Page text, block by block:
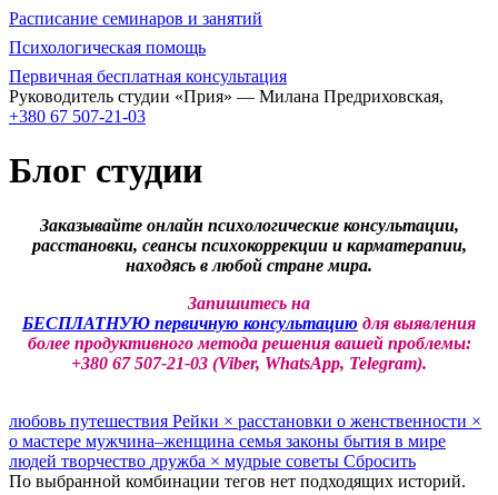
Расписание семинаров и занятий
Психологическая помощь
Первичная бесплатная консультация
Руководитель студии «Прия» — Милана Предриховская,
+380 67 507-21-03
Блог студии
Заказывайте онлайн психологические консультации,
расстановки, сеансы психокоррекции и карматерапии,
находясь в любой стране мира.
Запишитесь на
БЕСПЛАТНУЮ первичную консультацию для выявления
более продуктивного метода решения вашей проблемы:
+380 67 507-21-03 (Viber, WhatsApp, Telegram).
любовь путешествия Рейки × расстановки о женственности ×
о мастере мужчина–женщина семья законы бытия в мире
людей творчество дружба × мудрые советы Сбросить
По выбранной комбинации тегов нет подходящих историй.